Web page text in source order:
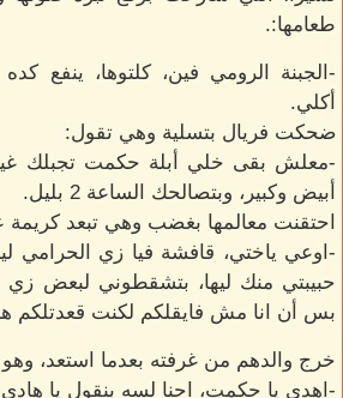
طعامها:.
-الجبنة الرومي فين، كلتوها، ينفع كده
أكلي.
ضحكت فريال بتسلية وهي تقول:
-معلش بقى خلي أبلة حكمت تجبلك
أبيض وكبير، وبتصالحك الساعة 2 بليل.
احتقنت معالمها بغضب وهي تبعد كريمة
-اوعي ياختي، قافشة فيا زي الحرامي
حبيبتي منك ليها، بتشقطوني لبعض زي
بس أن انا مش فايقلكم لكنت قعدتلكم
خرج والدهم من غرفته بعدما استعد،
-اهدي يا حكمت، احنا لسه بنقول يا